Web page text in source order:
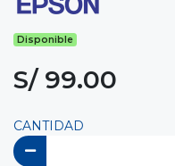
Disponible
S/ 99.00
CANTIDAD